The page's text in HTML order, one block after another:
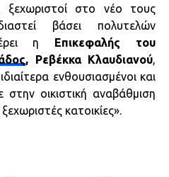
ξεχωριστοί στο νέο τους
βάσει πολυτελών
η Επικεφαλής του
, Ρεβέκκα Κλαυδιανού
ενθουσιασμένοι και
οικιστική αναβάθμιση
κατοικίες».